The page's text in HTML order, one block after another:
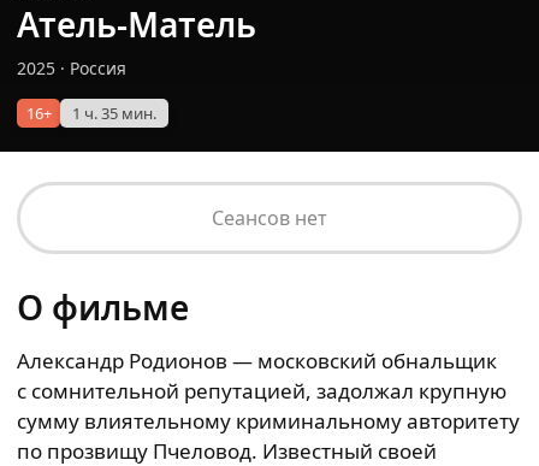
Атель-Матель
2025 · Россия
16+ 1 ч. 35 мин.
Сеансов нет
О фильме
Александр Родионов — московский обнальщик
с сомнительной репутацией, задолжал крупную
сумму влиятельному криминальному авторитету
по прозвищу Пчеловод. Известный своей